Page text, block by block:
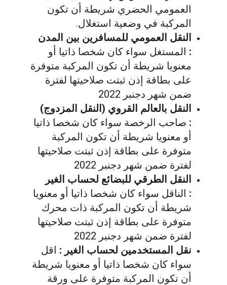
العمومي الحضري شريطة أن تكون
المركبة في وضعية استغلال.
النقل العمومي للمسافرين بين المدن
: المستغل سواء كان شخصا ذاتيا أو
معنويا شريطة أن تكون المركبة متوفرة
على بطاقة إذن ثبتت صلاحيتها لفترة
ضمن شهر دجنبر 2022
النقل بالعالم القروي (النقل المزدوج)
: صاحب الرخصة سواء كان شخصا ذاتيا
أو معنويا شريطة أن تكون المركبة
متوفرة على بطاقة إذن ثبتت صلاحيتها
لفترة ضمن شهر دجنبر 2022
النقل الطرقي للبضائع لحساب الغير
: الناقل سواء كان شخصا ذاتيا أو معنويا
شريطة أن تكون المركبة ذات محرك
متوفرة على بطاقة إذن ثبتت صلاحيتها
لفترة ضمن شهر دجنبر 2022
نقل المستخدمين لحساب الغير : اقل
سواء كان شخصا ذاتيا أو معنويا شريطة
أن تكون المركبة متوفرة على ورقة